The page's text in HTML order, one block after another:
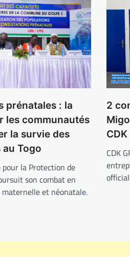
prénatales : la
les communautés
la survie des
Togo
pour la Protection de
son combat en
et néonatale.
2
CDK
CDK